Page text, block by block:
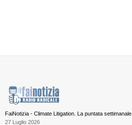
FaiNotizia - Climate Litigation. La puntata settimanale
27 Luglio 2026